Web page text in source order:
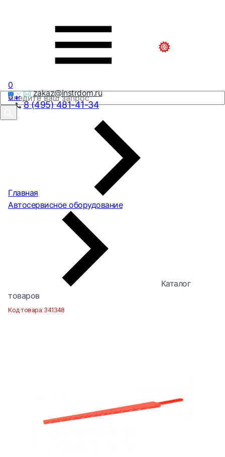
zakaz@instrdom.ru
8 (495) 481-41-34
0
0₽
Главная
Автосервисное оборудование
Каталог
товаров
Код товара:341348